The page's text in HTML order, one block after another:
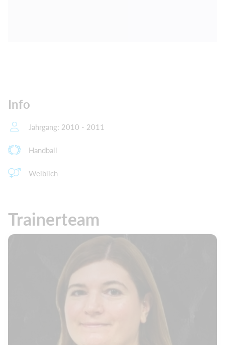
Info
Jahrgang: 2010 - 2011
Handball
Weiblich
Trainerteam